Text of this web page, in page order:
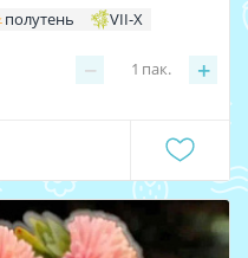
полутень VII-X
− +
1 пак.